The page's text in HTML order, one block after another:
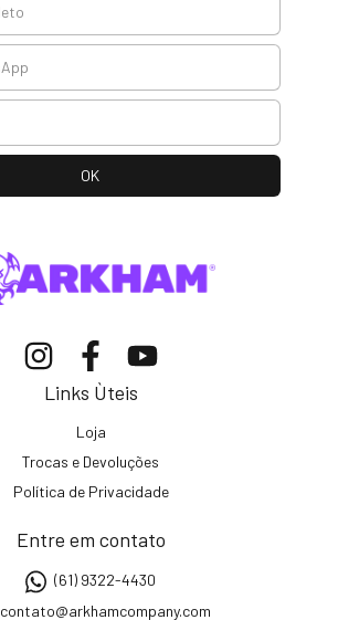
Links Ùteis
Loja
Trocas e Devoluções
Política de Privacidade
Entre em contato
(61) 9322-4430
contato@arkhamcompany.com